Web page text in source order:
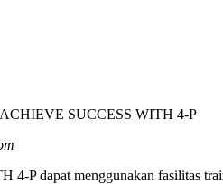
ACHIEVE SUCCESS WITH 4-P
P dapat menggunakan fasilitas